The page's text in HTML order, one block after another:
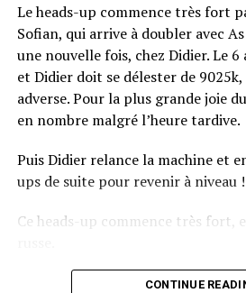
Le heads-up commence très fort
Sofian, qui arrive à doubler avec
une nouvelle fois, chez Didier. Le
et Didier doit se délester de
adverse. Pour la plus grande joie
en nombre malgré l’heure tardive.
Puis Didier relance la machine et
ups de suite pour revenir à niveau !
Ce heads-up commence très fort,
CONTINUE